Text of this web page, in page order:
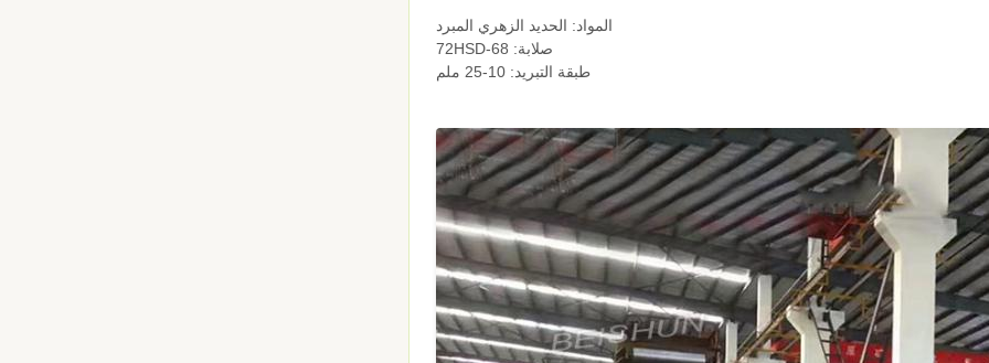
المواد: الحديد الزهري المبرد
صلابة: 68-72HSD
طبقة التبريد: 10-25 ملم